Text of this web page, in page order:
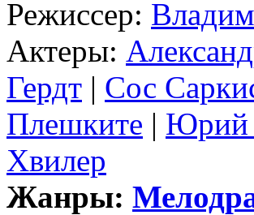
Режиссер:
Актеры:
Гердт | Сос
Плешките | Юрий
Хвилер
Жанры: